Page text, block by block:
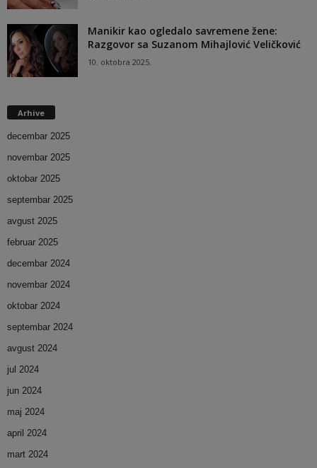
Manikir kao ogledalo savremene žene:
Razgovor sa Suzanom Mihajlović Veličković
10. oktobra 2025.
Arhive
decembar 2025
novembar 2025
oktobar 2025
septembar 2025
avgust 2025
februar 2025
decembar 2024
novembar 2024
oktobar 2024
septembar 2024
avgust 2024
jul 2024
jun 2024
maj 2024
april 2024
mart 2024